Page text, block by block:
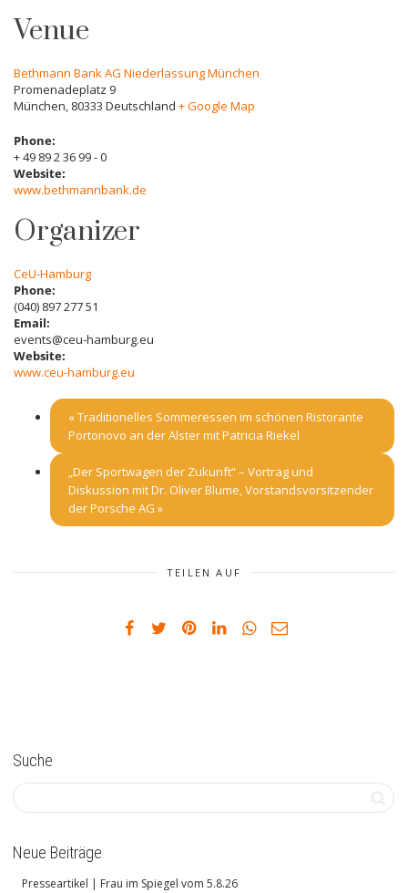
Venue
Bethmann Bank AG Niederlassung München
Promenadeplatz 9
München, 80333 Deutschland + Google Map
Phone:
+ 49 89 2 36 99 - 0
Website:
www.bethmannbank.de
Organizer
CeU-Hamburg
Phone:
(040) 897 277 51
Email:
events@ceu-hamburg.eu
Website:
www.ceu-hamburg.eu
«Traditionelles Sommeressen im schönen Ristorante
Portonovo an der Alster mit Patricia Riekel
„Der Sportwagen der Zukunft“ – Vortrag und
Diskussion mit Dr. Oliver Blume, Vorstandsvorsitzender
der Porsche AG »
TEILEN AUF
Suche
Neue Beiträge
Presseartikel | Frau im Spiegel vom 5.8.26